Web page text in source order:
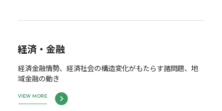
経済・金融
経済金融情勢、経済社会の構造変化がもたらす諸問題、地
域金融の動き
VIEW MORE